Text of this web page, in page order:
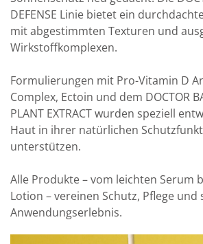
DEFENSE Linie bietet ein
mit abgestimmten Texturen und
Wirkstoffkomplexen.
Formulierungen mit Pro-Vitamin D
Complex, Ectoin und dem DOCTOR
PLANT EXTRACT wurden speziell
Haut in ihrer natürlichen
unterstützen.
Alle Produkte – vom leichten Serum
Lotion – vereinen Schutz, Pflege und
Anwendungserlebnis.